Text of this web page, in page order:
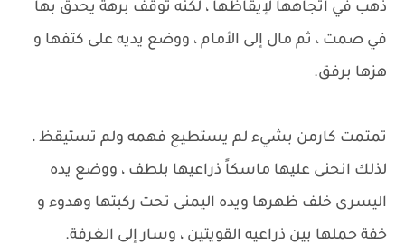
ذهب في اتجاهها لإيقاظها ، لكنه توقف برهة يحدق بها
في صمت ، ثم مال إلى الأمام ، ووضع يديه على كتفها و
هزها برفق.
تمتمت كارمن بشيء لم يستطيع فهمه ولم تستيقظ ،
لذلك انحنى عليها ماسكاً ذراعيها بلطف ، ووضع يده
اليسرى خلف ظهرها ويده اليمنى تحت ركبتها وهدوء و
خفة حملها بين ذراعيه القويتين ، وسار إلى الغرفة.